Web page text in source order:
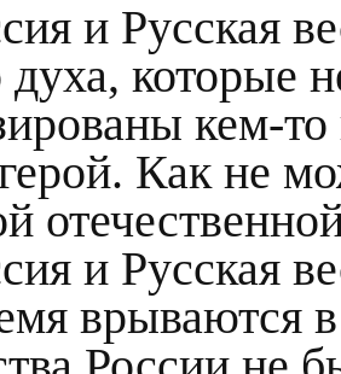
и Русская
духа, которые
кем-то
Как не
и Русская
врываются